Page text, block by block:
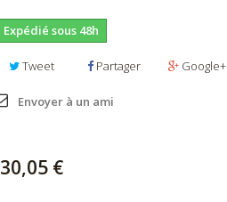
Expédié sous 48h
Tweet Partager Google+
Envoyer à un ami
30,05 €